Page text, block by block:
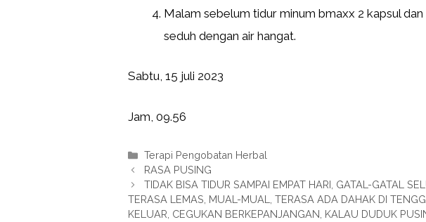
Malam sebelum tidur minum bmaxx 2 kapsul
seduh dengan air hangat.
Sabtu, 15 juli 2023
Jam, 09.56
Kategori
Terapi Pengobatan Herbal
RASA PUSING
TIDAK BISA TIDUR SAMPAI EMPAT HARI, GATAL-GATAL
TERASA LEMAS, MUAL-MUAL, TERASA ADA DAHAK DI
KELUAR, CEGUKAN BERKEPANJANGAN, KALAU DUDUK